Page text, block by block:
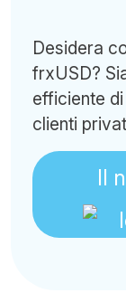
Desidera
frxUSD?
efficiente
clienti
Il